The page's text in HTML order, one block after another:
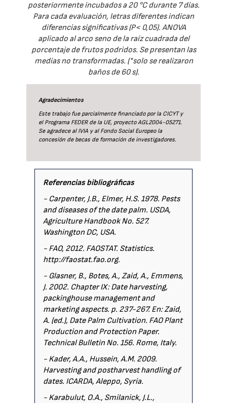
posteriormente incubados a 20 °C durante 7 días.
Para cada evaluación, letras diferentes indican
diferencias significativas (P< 0,05). ANOVA
aplicado al arco seno de la raíz cuadrada del
porcentaje de frutos podridos. Se presentan las
medias no transformadas. (*solo se realizaron
baños de 60 s).
Agradecimientos
Este trabajo fue parcialmente financiado por la CICYT y
el Programa FEDER de la UE, proyecto AGL2004-05271.
Se agradece al IVIA y al Fondo Social Europeo la
concesión de becas de formación de investigadores.
Referencias bibliográficas
- Carpenter, J.B., Elmer, H.S. 1978. Pests
and diseases of the date palm. USDA,
Agriculture Handbook No. 527.
Washington DC, USA.
- FAO, 2012. FAOSTAT. Statistics.
http://faostat.fao.org.
- Glasner, B., Botes, A., Zaid, A., Emmens,
J. 2002. Chapter IX: Date harvesting,
packinghouse management and
marketing aspects. p. 237-267. En: Zaid,
A. (ed.), Date Palm Cultivation. FAO Plant
Production and Protection Paper.
Technical Bulletin No. 156. Rome, Italy.
- Kader, A.A., Hussein, A.M. 2009.
Harvesting and postharvest handling of
dates. ICARDA, Aleppo, Syria.
- Karabulut, O.A., Smilanick, J.L.,